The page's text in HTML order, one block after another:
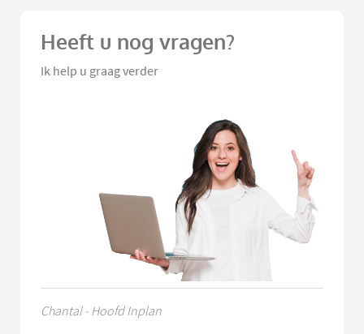
Heeft u nog vragen?
Ik help u graag verder
Chantal - Hoofd Inplan